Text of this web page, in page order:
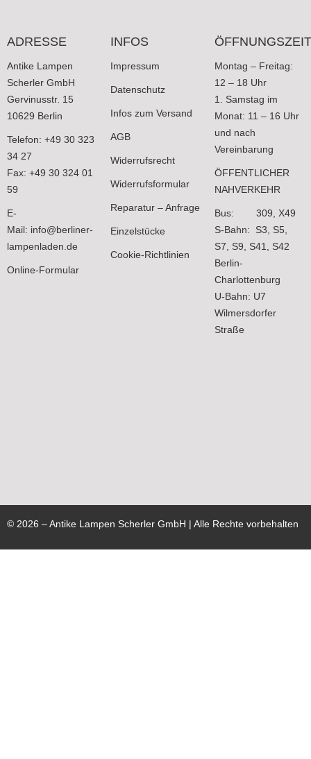
ADRESSE
Antike Lampen
Scherler GmbH
Gervinusstr. 15
10629 Berlin
Telefon: +49 30 323
34 27
Fax: +49 30 324 01
59
E-
Mail: info@berliner-
lampenladen.de
Online-Formular
INFOS
Impressum
Datenschutz
Infos zum Versand
AGB
Widerrufsrecht
Widerrufsformular
Reparatur – Anfrage
Einzelstücke
Cookie-Richtlinien
Montag – Freitag:
12 – 18 Uhr
1. Samstag im
Monat: 11 – 16 Uhr
und nach
Vereinbarung
ÖFFENTLICHER
NAHVERKEHR
Bus: 309, X49
S-Bahn: S3, S5,
S7, S9, S41, S42
Berlin-
Charlottenburg
U-Bahn: U7
Wilmersdorfer
Straße
© 2026 – Antike Lampen Scherler GmbH | Alle Rechte vorbehalten